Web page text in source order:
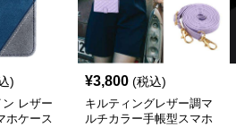
)
レザー
ホケース
¥3,800 (税込)
キルティングレザー調マ
ルチカラー手帳型スマホ